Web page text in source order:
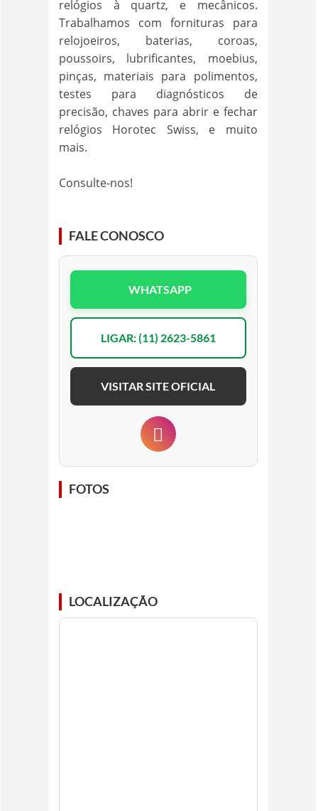
relógios à quartz, e mecânicos.
Trabalhamos com fornituras para
relojoeiros, baterias, coroas,
poussoirs, lubrificantes, moebius,
pinças, materiais para polimentos,
testes para diagnósticos de
precisão, chaves para abrir e fechar
relógios Horotec Swiss, e muito
mais.
Consulte-nos!
FALE CONOSCO
WHATSAPP
LIGAR: (11) 2623-5861
VISITAR SITE OFICIAL
FOTOS
LOCALIZAÇÃO